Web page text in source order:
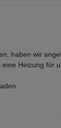
haben wir
Heizung für